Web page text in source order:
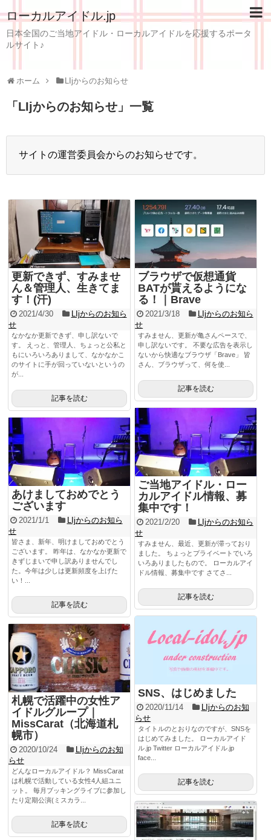
ローカルアイドル.jp
日本全国のご当地アイドル・ローカルアイドルを応援するポータ
ルサイト♪
ホーム LIjからのお知らせ
「 LIjからのお知らせ 」 一覧
サイトの運営委員会からのお知らせです。
更新できず、すみませ
ん＆管理人、生きてま
す！(汗)
2021/4/30
LIjからのお知ら
せ
なかなか更新できず、申し訳ないで
す。 えっと、管理人、ちょっと公私と
もにいろいろありまして、なかなかこ
のサイトに手が回っていないというの
が...
記事を読む
ブラウザで仮想通貨
BATが貰えるようにな
る！｜Brave
2021/3/18
LIjからのお知ら
せ
すみません、更新が亀さんペースで、
申し訳ないです。 不要な広告を表示し
ないから快適なブラウザ「Brave」 皆
さん、ブラウザって、何を使...
記事を読む
ご当地アイドル・ロー
カルアイドル情報、募
集中です！
2021/2/20
LIjからのお知ら
せ
すみません、最近、更新が滞っており
ました。 ちょっとプライベートでいろ
いろありましたもので。 ローカルアイ
ドル情報、募集中です さてさ...
記事を読む
あけましておめでとう
ございます
2021/1/1
LIjからのお知ら
せ
皆さま、新年、明けましておめでとう
ございます。 昨年は、なかなか更新で
きずじまいで申し訳ありませんでし
た。今年は少しは更新頻度を上げた
い！...
記事を読む
SNS、はじめました
2020/11/14
LIjからのお知
らせ
タイトルのとおりなのですが、SNSを
はじめてみました。 ローカルアイド
ル.jp Twitter ローカルアイドル.jp
face...
記事を読む
札幌で活躍中の女性ア
イドルグループ｜
MissCarat（北海道札
幌市）
2020/10/24
LIjからのお知
らせ
どんなローカルアイドル？ MissCarat
は札幌で活動している女性4人組ユニ
ット。 毎月ブッキングライブに参加し
たり定期公演(ミスカラ...
記事を読む